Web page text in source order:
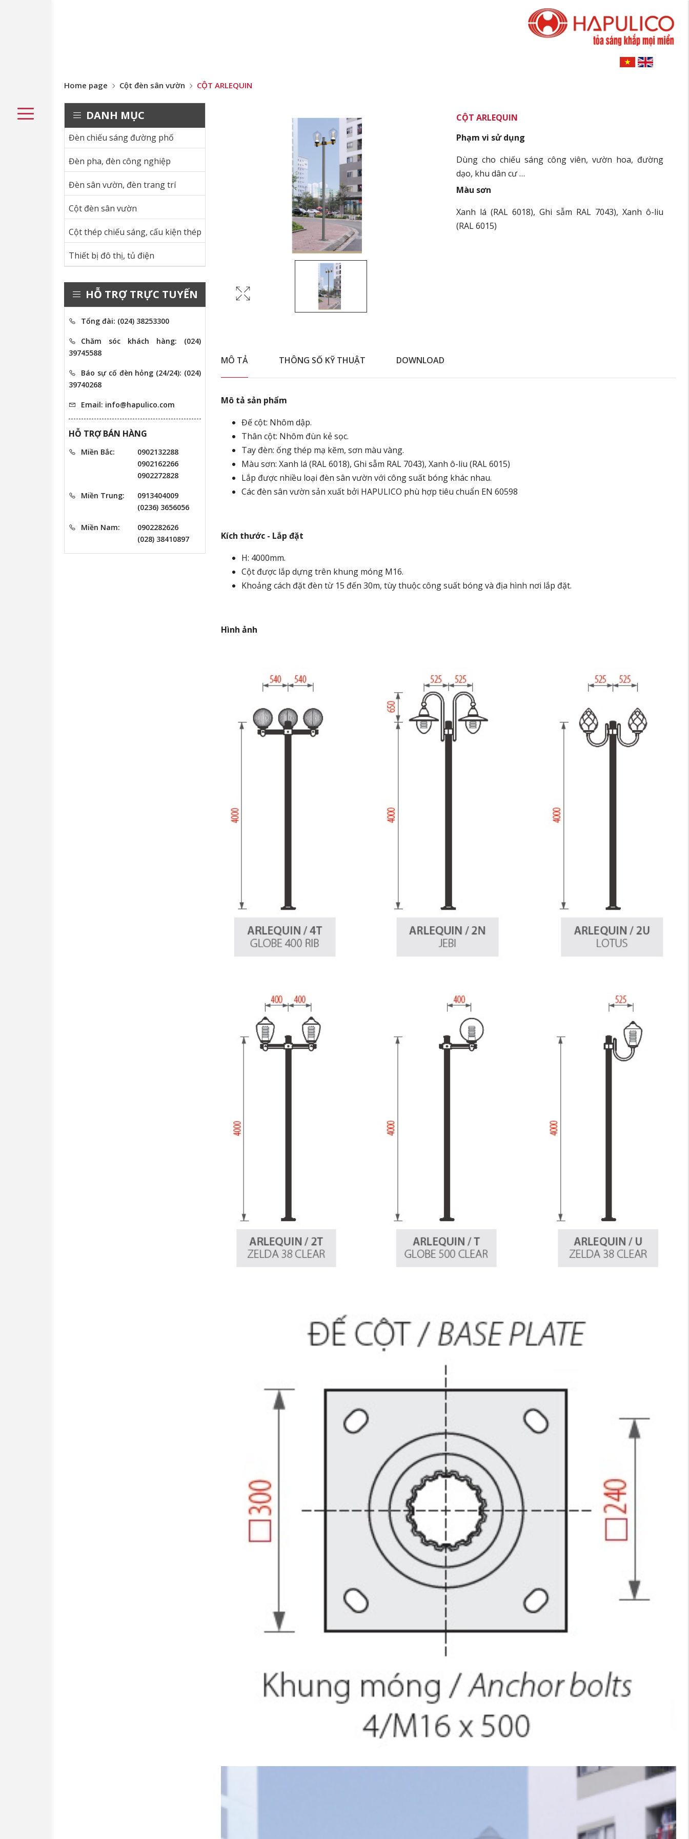
Home page Cột đèn sân vườn CỘT ARLEQUIN
DANH MỤC
Đèn chiếu sáng đường phố
Đèn pha, đèn công nghiệp
Đèn sân vườn, đèn trang trí
Cột đèn sân vườn
Cột thép chiếu sáng, cấu kiện thép
Thiết bị đô thị, tủ điện
HỖ TRỢ TRỰC TUYẾN
Tổng đài: (024) 38253300
Chăm sóc khách hàng: (024)
39745588
Báo sự cố đèn hỏng (24/24): (024)
39740268
Email: info@hapulico.com
HỖ TRỢ BÁN HÀNG
Miền Bắc:
0902132288
0902162266
0902272828
Miền Trung:
0913404009
(0236) 3656056
Miền Nam:
0902282626
(028) 38410897
CỘT ARLEQUIN
Phạm vi sử dụng
Dùng cho chiếu sáng công viên, vườn hoa, đường
dạo, khu dân cư …
Màu sơn
Xanh lá (RAL 6018), Ghi sẫm RAL 7043), Xanh ô-liu
(RAL 6015)
MÔ TẢ THÔNG SỐ KỸ THUẬT DOWNLOAD
Mô tả sản phẩm
Đế cột: Nhôm dập.
Thân cột: Nhôm đùn kẻ sọc.
Tay đèn: ống thép mạ kẽm, sơn màu vàng.
Màu sơn: Xanh lá (RAL 6018), Ghi sẫm RAL 7043), Xanh ô-liu (RAL 6015)
Lắp được nhiều loại đèn sân vườn với công suất bóng khác nhau.
Các đèn sân vườn sản xuất bởi HAPULICO phù hợp tiêu chuẩn EN 60598
Kích thước - Lắp đặt
H: 4000mm.
Cột được lắp dựng trên khung móng M16.
Khoảng cách đặt đèn từ 15 đến 30m, tùy thuộc công suất bóng và địa hình nơi lắp đặt.
Hình ảnh